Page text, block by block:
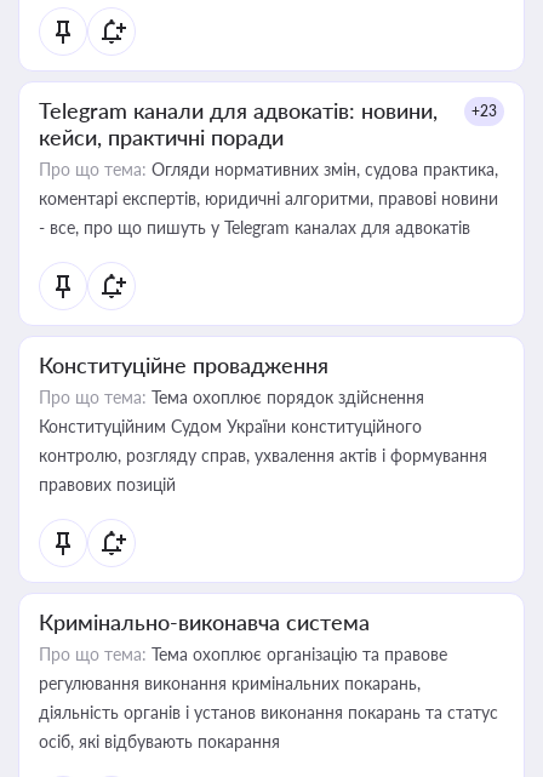
Telegram канали для адвокатів: новини,
кейси, практичні поради
+23
Про що тема: Огляди нормативних змін, судова практика,
коментарі експертів, юридичні алгоритми, правові новини
- все, про що пишуть у Telegram каналах для адвокатів
Конституційне провадження
Про що тема: Тема охоплює порядок здійснення
Конституційним Судом України конституційного
контролю, розгляду справ, ухвалення актів і формування
правових позицій
Кримінально-виконавча система
Про що тема: Тема охоплює організацію та правове
регулювання виконання кримінальних покарань,
діяльність органів і установ виконання покарань та статус
осіб, які відбувають покарання